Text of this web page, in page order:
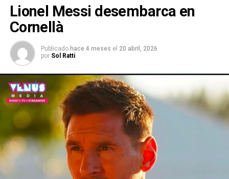
Lionel Messi desembarca en
Cornellà
Publicado hace 4 meses el 20 abril, 2026
por Sol Ratti